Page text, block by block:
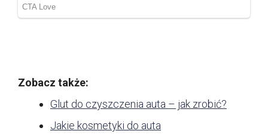
Zobacz także:
Glut do czyszczenia auta – jak zrobić?
Jakie kosmetyki do auta